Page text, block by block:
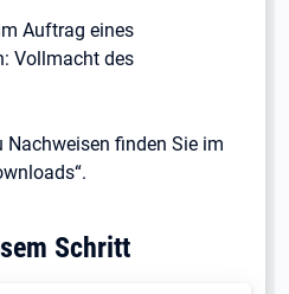
Auftrag eines
Vollmacht des
finden Sie im
Schritt